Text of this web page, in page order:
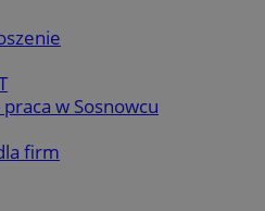
w Sosnowcu
firm